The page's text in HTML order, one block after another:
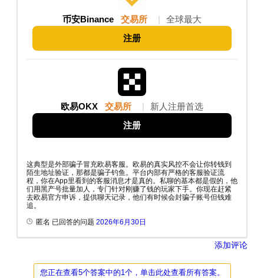
币安Binance 交易所 全球最大
注册
欧易OKX 交易所 新人注册首选
注册
这典型是外部骗子冒充欧易客服。欧易的真实风控不会让你转钱到
陌生地址验证，那都是骗子钓鱼。平台内部有严格的客服验证流
程，你在App里看到的客服消息才是真的。私聊的基本都是假的，他
们用黑产号批量加人，专门针对刚赚了钱的玩家下手。你现在赶紧
去欧易官方申诉，提供聊天记录，他们有时候会封骗子账号但钱难
追。
匿名 已回答的问题 2026年6月30日
添加评论
您正在查看5个答案中的1个，单击此处查看所有答案。